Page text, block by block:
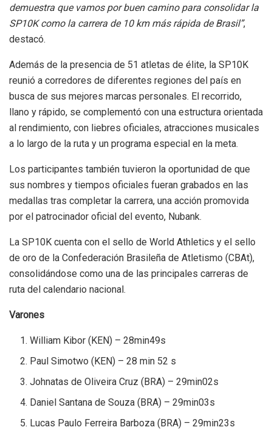
demuestra que vamos por buen camino para consolidar la
SP10K como la carrera de 10 km más rápida de Brasil”,
destacó.
Además de la presencia de 51 atletas de élite, la SP10K
reunió a corredores de diferentes regiones del país en
busca de sus mejores marcas personales. El recorrido,
llano y rápido, se complementó con una estructura orientada
al rendimiento, con liebres oficiales, atracciones musicales
a lo largo de la ruta y un programa especial en la meta.
Los participantes también tuvieron la oportunidad de que
sus nombres y tiempos oficiales fueran grabados en las
medallas tras completar la carrera, una acción promovida
por el patrocinador oficial del evento, Nubank.
La SP10K cuenta con el sello de World Athletics y el sello
de oro de la Confederación Brasileña de Atletismo (CBAt),
consolidándose como una de las principales carreras de
ruta del calendario nacional.
Varones
William Kibor (KEN) – 28min49s
Paul Simotwo (KEN) – 28 min 52 s
Johnatas de Oliveira Cruz (BRA) – 29min02s
Daniel Santana de Souza (BRA) – 29min03s
Lucas Paulo Ferreira Barboza (BRA) – 29min23s